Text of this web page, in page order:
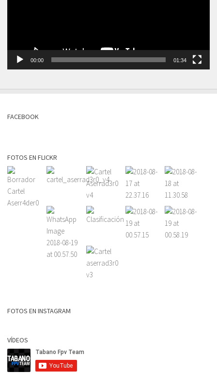
00:00 01:34
FACEBOOK
FOTOS EN FLICKR
FOTOS EN INSTAGRAM
VÍDEOS